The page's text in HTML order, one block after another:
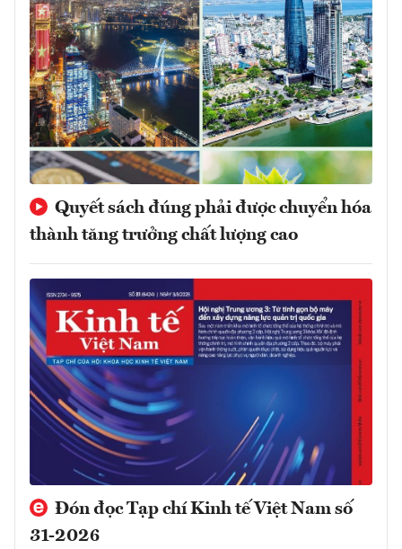
Quyết sách đúng phải được chuyển hóa
thành tăng trưởng chất lượng cao
Đón đọc Tạp chí Kinh tế Việt Nam số
31-2026